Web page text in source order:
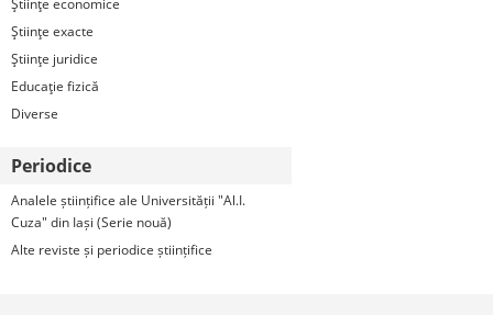
Ştiinţe economice
Ştiinţe exacte
Ştiinţe juridice
Educaţie fizică
Diverse
Periodice
Analele științifice ale Universității "Al.I.
Cuza" din Iași (Serie nouă)
Alte reviste și periodice științifice